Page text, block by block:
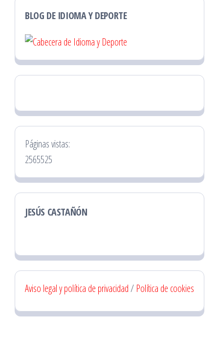
BLOG DE IDIOMA Y DEPORTE
Páginas vistas:
2565525
JESÚS CASTAÑÓN
Aviso legal y política de privacidad/ Política de cookies